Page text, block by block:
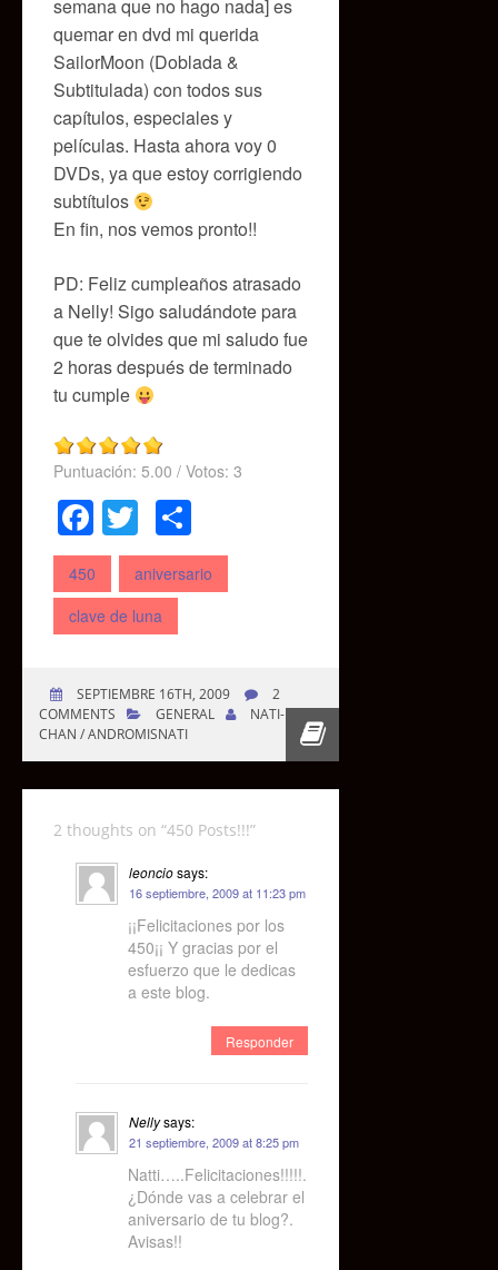
semana que no hago nada] es
quemar en dvd mi querida
SailorMoon (Doblada &
Subtitulada) con todos sus
capítulos, especiales y
películas. Hasta ahora voy 0
DVDs, ya que estoy corrigiendo
subtítulos
En fin, nos vemos pronto!!
PD: Feliz cumpleaños atrasado
a Nelly! Sigo saludándote para
que te olvides que mi saludo fue
2 horas después de terminado
tu cumple
Puntuación: 5.00 / Votos: 3
Facebook
Twitter
450
aniversario
clave de luna
SEPTIEMBRE 16TH, 2009
2
COMMENTS
GENERAL
NATI-
CHAN / ANDROMISNATI
2 thoughts on “450 Posts!!!”
leonciosays:
16 septiembre, 2009 at 11:23 pm
¡¡Felicitaciones por los
450¡¡ Y gracias por el
esfuerzo que le dedicas
a este blog.
Responder
Nellysays:
21 septiembre, 2009 at 8:25 pm
Natti…..Felicitaciones!!!!!.
¿Dónde vas a celebrar el
aniversario de tu blog?.
Avisas!!